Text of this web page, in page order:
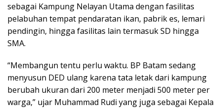
sebagai Kampung Nelayan Utama dengan fasilitas
pelabuhan tempat pendaratan ikan, pabrik es, lemari
pendingin, hingga fasilitas lain termasuk SD hingga
SMA.
“Membangun tentu perlu waktu. BP Batam sedang
menyusun DED ulang karena tata letak dari kampung
berubah ukuran dari 200 meter menjadi 500 meter per
warga,” ujar Muhammad Rudi yang juga sebagai Kepala